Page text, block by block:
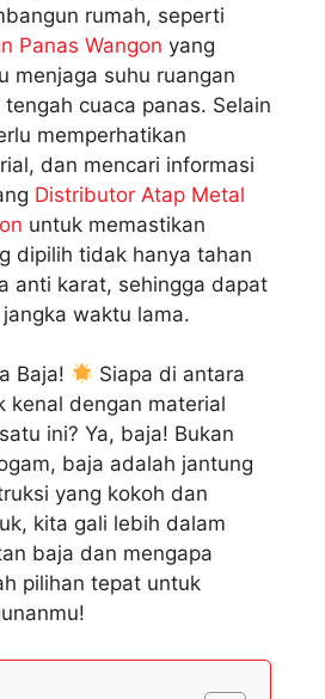
rumah, seperti
Panas Wangon yang
menjaga suhu ruangan
cuaca panas. Selain
memperhatikan
dan mencari informasi
Distributor Atap Metal
untuk memastikan
dipilih tidak hanya tahan
anti karat, sehingga dapat
waktu lama.
Baja!
Siapa di antara
kenal dengan material
ini? Ya, baja! Bukan
baja adalah jantung
yang kokoh dan
kita gali lebih dalam
baja dan mengapa
pilihan tepat untuk